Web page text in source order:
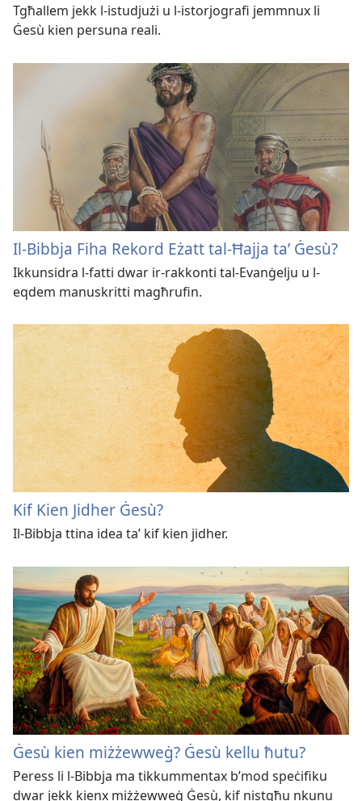
Tgħallem jekk l-istudjużi u l-istorjografi jemmnux li
Ġesù kien persuna reali.
Il-Bibbja Fiha Rekord Eżatt tal-Ħajja taʼ Ġesù?
Ikkunsidra l-fatti dwar ir-rakkonti tal-Evanġelju u l-
eqdem manuskritti magħrufin.
Kif Kien Jidher Ġesù?
Il-​Bibbja ttina idea taʼ kif kien jidher.
Ġesù kien miżżewweġ? Ġesù kellu ħutu?
Peress li l-Bibbja ma tikkummentax b’mod speċifiku
dwar jekk kienx miżżewweġ Ġesù, kif nistgħu nkunu